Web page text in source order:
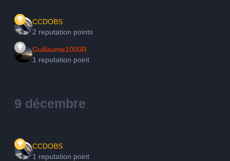
CCDOBS
2 reputation points
Guillaume1000R
1 reputation point
9 décembre
CCDOBS
1 reputation point